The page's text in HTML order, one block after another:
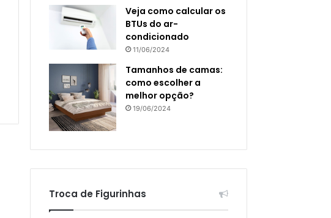
Veja como calcular os
BTUs do ar-
condicionado
11/06/2024
Tamanhos de camas:
como escolher a
melhor opção?
19/06/2024
Troca de Figurinhas